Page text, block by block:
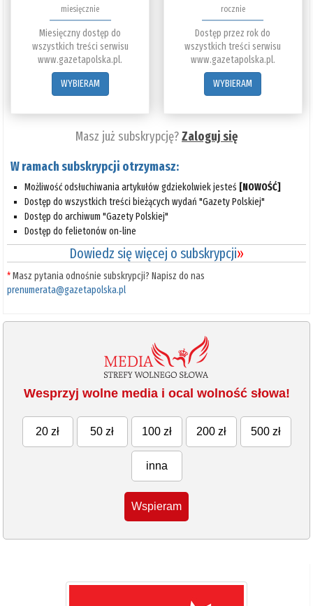
miesięcznie
Miesięczny dostęp do
wszystkich treści serwisu
www.gazetapolska.pl.
WYBIERAM
rocznie
Dostęp przez rok do
wszystkich treści serwisu
www.gazetapolska.pl.
WYBIERAM
Masz już subskrypcję?Zaloguj się
W ramach subskrypcji otrzymasz:
Możliwość odsłuchiwania artykułów gdziekolwiek jesteś [NOWOŚĆ]
Dostęp do wszystkich treści bieżących wydań "Gazety Polskiej"
Dostęp do archiwum "Gazety Polskiej"
Dostęp do felietonów on-line
Dowiedz się więcej o subskrypcji»
*Masz pytania odnośnie subskrypcji? Napisz do nas
prenumerata@gazetapolska.pl
Wesprzyj wolne media i ocal wolność słowa!
20 zł 50 zł 100 zł 200 zł 500 zł
inna
Wspieram